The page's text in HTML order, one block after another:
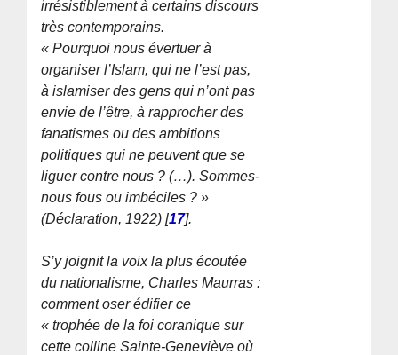
irrésistiblement à certains discours
très contemporains.
« Pourquoi nous évertuer à
organiser l’Islam, qui ne l’est pas,
à islamiser des gens qui n’ont pas
envie de l’être, à rapprocher des
fanatismes ou des ambitions
politiques qui ne peuvent que se
liguer contre nous ? (…). Sommes-
nous fous ou imbéciles ? »
(Déclaration, 1922) [17].
S’y joignit la voix la plus écoutée
du nationalisme, Charles Maurras :
comment oser édifier ce
« trophée de la foi coranique sur
cette colline Sainte-Geneviève où